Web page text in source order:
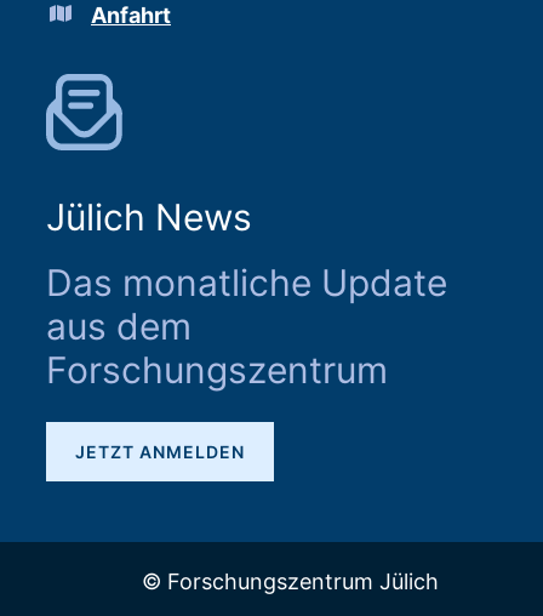
Anfahrt
Jülich News
Das monatliche Update
aus dem
Forschungszentrum
JETZT ANMELDEN
© Forschungszentrum Jülich